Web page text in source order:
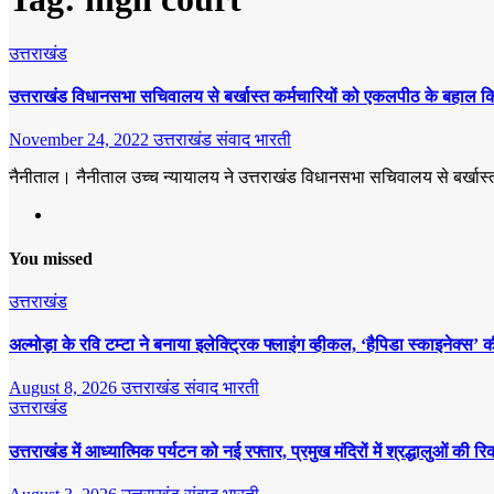
उत्तराखंड
उत्तराखंड विधानसभा सचिवालय से बर्खास्त कर्मचारियों को एकलपीठ के
November 24, 2022उत्तराखंड संवाद भारती
नैनीताल। नैनीताल उच्च न्यायालय ने उत्तराखंड विधानसभा सचिवालय से
You missed
उत्तराखंड
अल्मोड़ा के रवि टम्टा ने बनाया इलेक्ट्रिक फ्लाइंग व्हीकल, ‘हैपिडा
August 8, 2026उत्तराखंड संवाद भारती
उत्तराखंड
उत्तराखंड में आध्यात्मिक पर्यटन को नई रफ्तार, प्रमुख मंदिरों में श्रद्धालुओं की